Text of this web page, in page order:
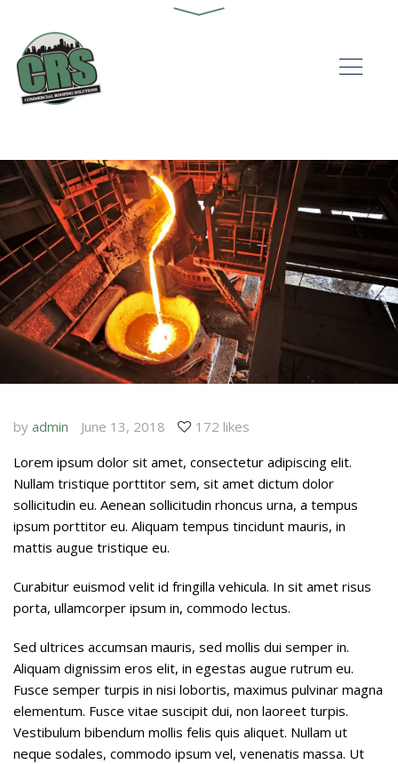
by admin June 13, 2018
172 likes
Lorem ipsum dolor sit amet, consectetur adipiscing elit.
Nullam tristique porttitor sem, sit amet dictum dolor
sollicitudin eu. Aenean sollicitudin rhoncus urna, a tempus
ipsum porttitor eu. Aliquam tempus tincidunt mauris, in
mattis augue tristique eu.
Curabitur euismod velit id fringilla vehicula. In sit amet risus
porta, ullamcorper ipsum in, commodo lectus.
Sed ultrices accumsan mauris, sed mollis dui semper in.
Aliquam dignissim eros elit, in egestas augue rutrum eu.
Fusce semper turpis in nisi lobortis, maximus pulvinar magna
elementum. Fusce vitae suscipit dui, non laoreet turpis.
Vestibulum bibendum mollis felis quis aliquet. Nullam ut
neque sodales, commodo ipsum vel, venenatis massa. Ut